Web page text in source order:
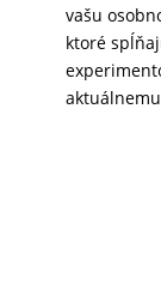
vašu
ktoré